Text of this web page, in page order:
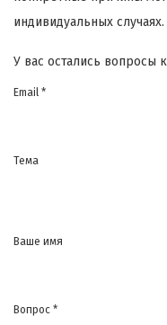
индивидуальных случаях.
У вас остались вопросы
Email *
Тема
Ваше имя
Вопрос *